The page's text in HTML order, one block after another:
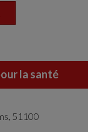
la santé
51100